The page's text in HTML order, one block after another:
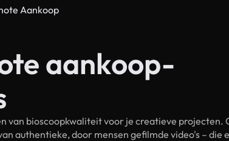
Aankoop
aankoop-
van bioscoopkwaliteit voor je creatieve projecten.
authentieke, door mensen gefilmde video's – die